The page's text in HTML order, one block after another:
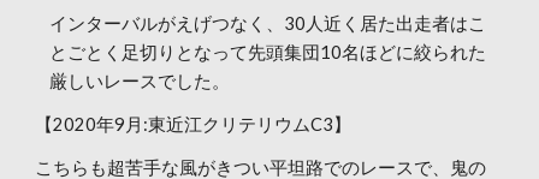
インターバルがえげつなく、30人近く居た出走者はこ
とごとく足切りとなって先頭集団10名ほどに絞られた
厳しいレースでした。
【2020年9月:東近江クリテリウムC3】
こちらも超苦手な風がきつい平坦路でのレースで、鬼の